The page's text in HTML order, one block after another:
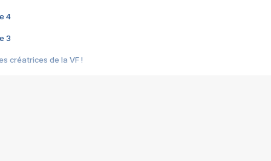
4
3
créatrices de la VF !